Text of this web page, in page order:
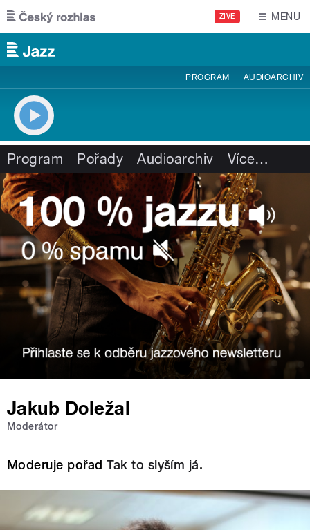
Přejít k hlavnímu obsahu
ŽIVĚ MENU
PROGRAM AUDIOARCHIV
Program Pořady Audioarchiv Více…
Jakub Doležal
Moderátor
Moderuje pořadTak to slyším já.